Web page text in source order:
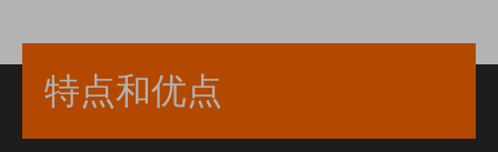
特点和优点